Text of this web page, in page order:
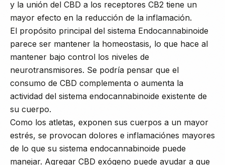
y la unión del CBD a los receptores CB2 tiene un
mayor efecto en la reducción de la inflamación.
El propósito principal del sistema Endocannabinoide
parece ser mantener la homeostasis, lo que hace al
mantener bajo control los niveles de
neurotransmisores. Se podría pensar que el
consumo de CBD complementa o aumenta la
actividad del sistema endocannabinoide existente de
su cuerpo.
Como los atletas, exponen sus cuerpos a un mayor
estrés, se provocan dolores e inflamaciónes mayores
de lo que su sistema endocannabinoide puede
manejar. Agregar CBD exógeno puede ayudar a que